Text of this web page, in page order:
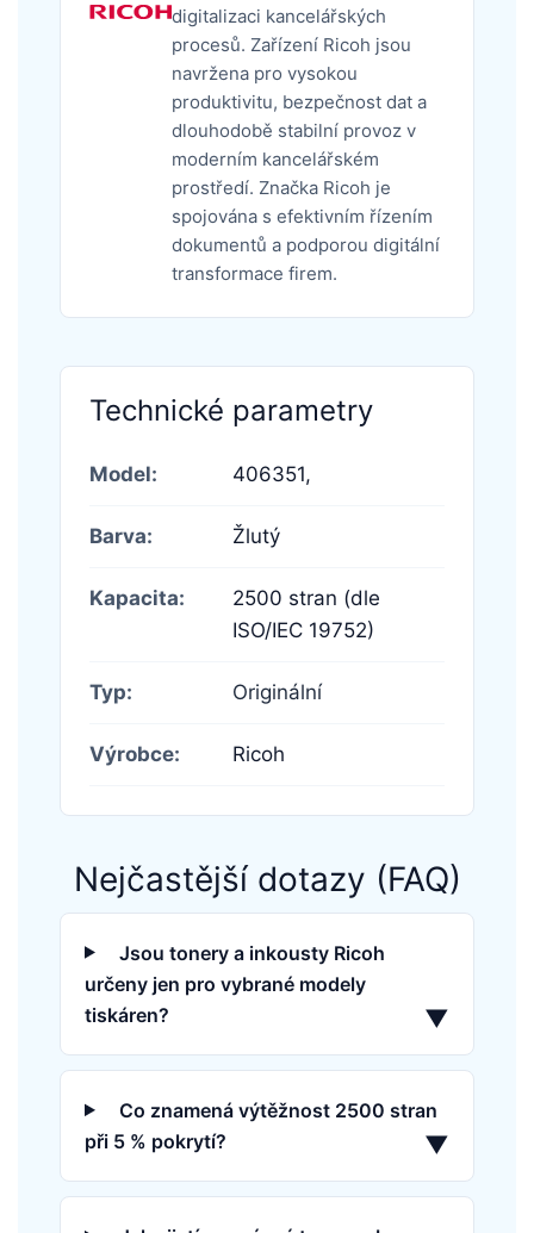
digitalizaci kancelářských
procesů. Zařízení Ricoh jsou
navržena pro vysokou
produktivitu, bezpečnost dat a
dlouhodobě stabilní provoz v
moderním kancelářském
prostředí. Značka Ricoh je
spojována s efektivním řízením
dokumentů a podporou digitální
transformace firem.
Technické parametry
Model: 406351,
Barva: Žlutý
Kapacita:
2500 stran (dle
ISO/IEC 19752)
Typ: Originální
Výrobce: Ricoh
Nejčastější dotazy (FAQ)
Jsou tonery a inkousty Ricoh
určeny jen pro vybrané modely
tiskáren?
▼
Co znamená výtěžnost 2500 stran
při 5 % pokrytí?
▼